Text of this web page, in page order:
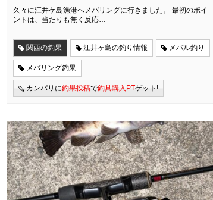
久々に江井ケ島漁港へメバリングに行きました。 最初のポイ
ントは、当たりも無く反応…
関西の釣果 江井ヶ島の釣り情報 メバル釣り
メバリング釣果
カンパリに釣果投稿で釣具購入PTゲット!